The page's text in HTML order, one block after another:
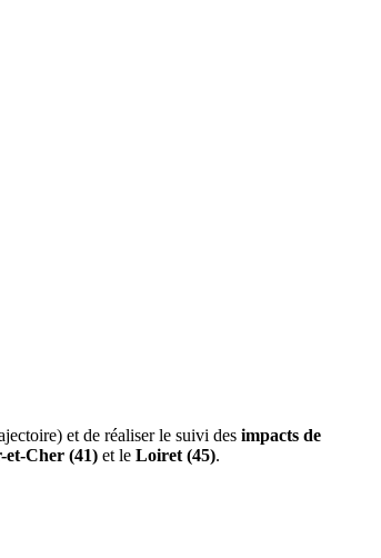
et de réaliser le suivi des impacts de
et-Cher (41) et le Loiret (45).